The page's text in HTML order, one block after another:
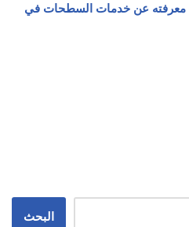
معرفته عن خدمات السطحات في
البحث